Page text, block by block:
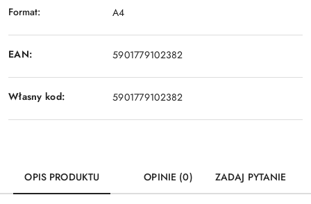
Format: A4
EAN: 5901779102382
Własny kod: 5901779102382
OPIS PRODUKTU OPINIE (0) ZADAJ PYTANIE